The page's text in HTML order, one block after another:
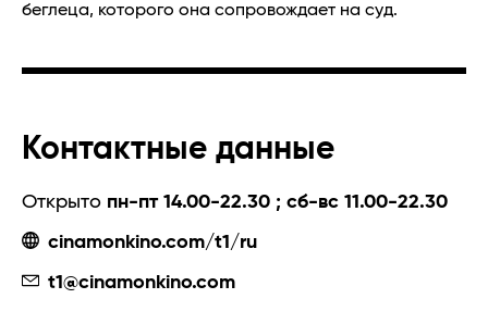
беглеца, которого она сопровождает на суд.
Контактные данные
Открыто пн-пт 14.00-22.30 ; сб-вс 11.00-22.30
cinamonkino.com/t1/ru
t1@cinamonkino.com